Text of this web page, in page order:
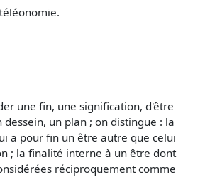
une fin, une signification, d'être
un plan ; on distingue : la
a pour fin un être autre que celui
; la finalité interne à un être dont
réciproquement comme